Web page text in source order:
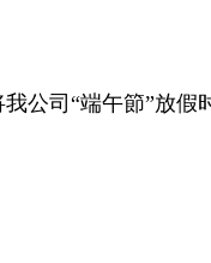
公司“端午節”放假